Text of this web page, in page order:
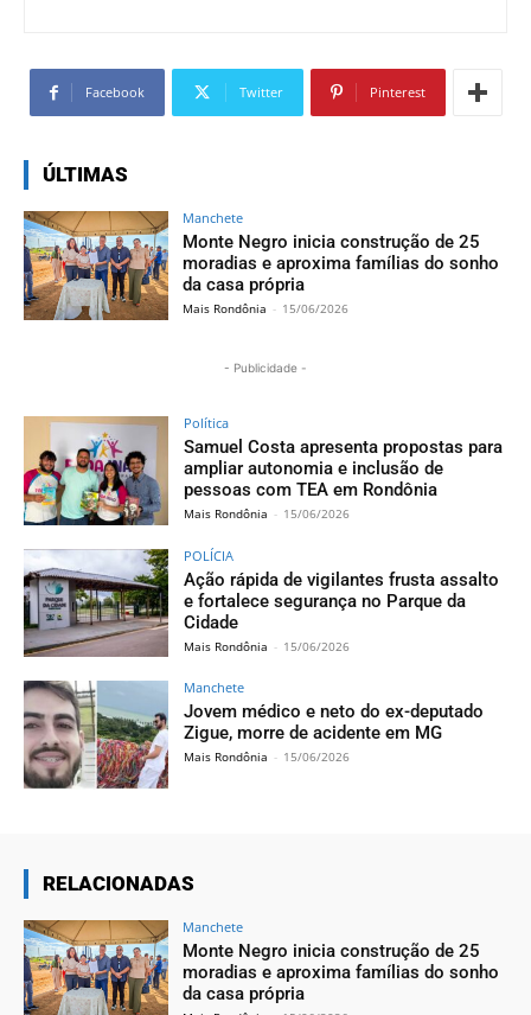
Facebook Twitter Pinterest
ÚLTIMAS
Manchete
Monte Negro inicia construção de 25
moradias e aproxima famílias do sonho
da casa própria
Mais Rondônia - 15/06/2026
- Publicidade -
Política
Samuel Costa apresenta propostas para
ampliar autonomia e inclusão de
pessoas com TEA em Rondônia
Mais Rondônia - 15/06/2026
POLÍCIA
Ação rápida de vigilantes frusta assalto
e fortalece segurança no Parque da
Cidade
Mais Rondônia - 15/06/2026
Manchete
Jovem médico e neto do ex-deputado
Zigue, morre de acidente em MG
Mais Rondônia - 15/06/2026
RELACIONADAS
Manchete
Monte Negro inicia construção de 25
moradias e aproxima famílias do sonho
da casa própria